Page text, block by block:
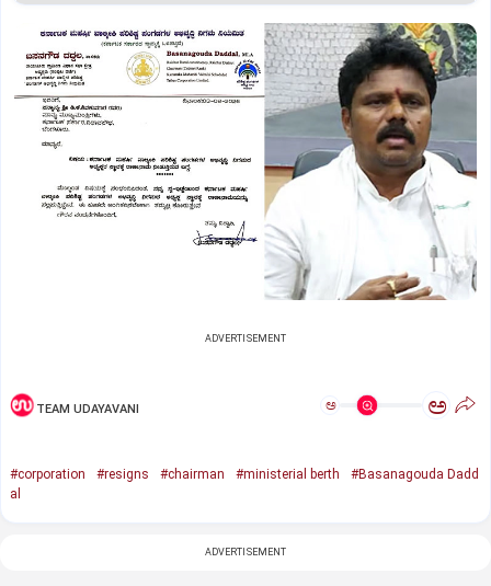
ADVERTISEMENT
TEAM UDAYAVANI ಅ ಅ
#corporation #resigns #chairman #ministerial berth
#Basanagouda Dadd
al
ADVERTISEMENT